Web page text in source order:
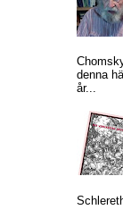
denna
år...